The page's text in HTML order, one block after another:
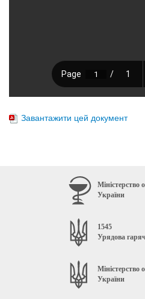
Завантажити цей документ
Міністерство
України
1545
Урядова
Міністерство
України